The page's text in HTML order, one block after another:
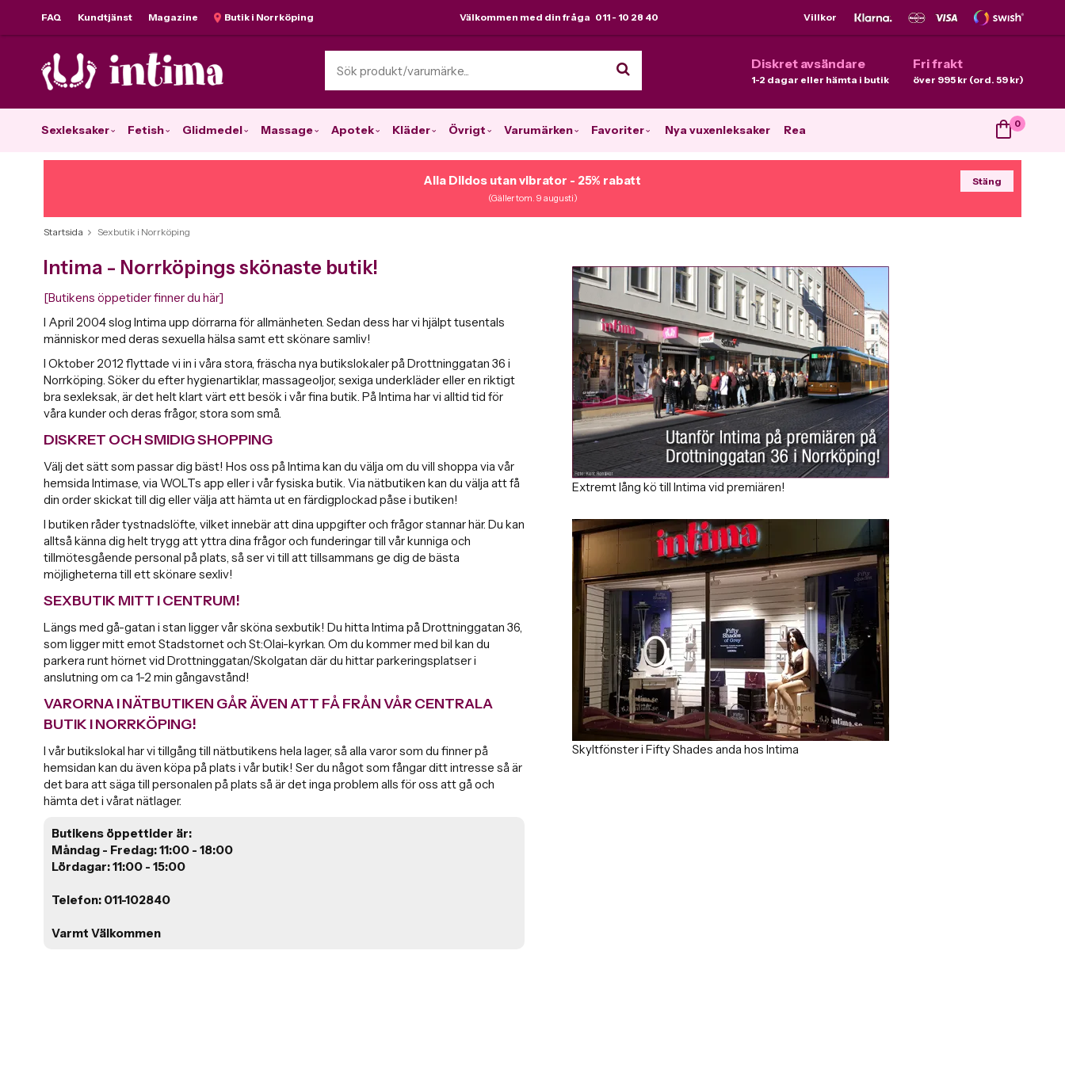
FAQ Kundtjänst Magazine Butik i Norrköping Villkor
Välkommen med din fråga 011 - 10 28 40
Diskret avsändare
1-2 dagar eller hämta i butik
Fri frakt
över 995 kr (ord. 59 kr)
Sexleksaker Fetish Glidmedel Massage Apotek Kläder Övrigt Varumärken Favoriter Nya vuxenleksaker Rea 0
Alla Dildos utan vibrator - 25% rabatt
(Gäller tom. 9 augusti)
Stäng
Startsida Sexbutik i Norrköping
Intima - Norrköpings skönaste butik!
​[​​​​​Butikens öppetider finner du här]
I April 2004 slog Intima upp dörrarna för allmänheten. Sedan dess har vi hjälpt tusentals
människor med deras sexuella hälsa samt ett skönare samliv!
I Oktober 2012 flyttade vi in i våra stora, fräscha nya butikslokaler på Drottninggatan 36 i
Norrköping. Söker du efter hygienartiklar, massageoljor, sexiga underkläder eller en riktigt
bra sexleksak, är det helt klart värt ett besök i vår fina butik. På Intima har vi alltid tid för
våra kunder och deras frågor, stora som små.
DISKRET OCH SMIDIG SHOPPING
Välj det sätt som passar dig bäst! Hos oss på Intima kan du välja om du vill shoppa via vår
hemsida Intima.se, via WOLTs app eller i vår fysiska butik. Via nätbutiken kan du välja att få
din order skickat till dig eller välja att hämta ut en färdigplockad påse i butiken!
I butiken råder tystnadslöfte, vilket innebär att dina uppgifter och frågor stannar här. Du kan
alltså känna dig helt trygg att yttra dina frågor och funderingar till vår kunniga och
tillmötesgående personal på plats, så ser vi till att tillsammans ge dig de bästa
möjligheterna till ett skönare sexliv!
SEXBUTIK MITT I CENTRUM!
Längs med gå-gatan i stan ligger vår sköna sexbutik! Du hitta Intima på Drottninggatan 36,
som ligger mitt emot Stadstornet och St:Olai-kyrkan. Om du kommer med bil kan du
parkera runt hörnet vid Drottninggatan/Skolgatan där du hittar parkeringsplatser i
anslutning om ca 1-2 min gångavstånd!
VARORNA I NÄTBUTIKEN GÅR ÄVEN ATT FÅ FRÅN VÅR CENTRALA
BUTIK I NORRKÖPING!
I vår butikslokal har vi tillgång till nätbutikens hela lager, så alla varor som du finner på
hemsidan kan du även köpa på plats i vår butik! Ser du något som fångar ditt intresse så är
det bara att säga till personalen på plats så är det inga problem alls för oss att gå och
hämta det i vårat nätlager.
Butikens öppettider är:
Måndag - Fredag: 11:00 - 18:00
Lördagar: 11:00 - 15:00
​​Telefon: 011-102840
Varmt Välkommen
Extremt lång kö till Intima vid premiären!
Skyltfönster i Fifty Shades anda hos Intima